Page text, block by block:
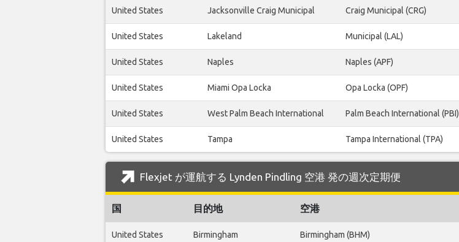
United States Jacksonville Craig Municipal Craig Municipal (CRG)
United States Lakeland Municipal (LAL)
United States Naples Naples (APF)
United States Miami Opa Locka Opa Locka (OPF)
United States West Palm Beach International Palm Beach International (PBI)
United States Tampa Tampa International (TPA)
Flexjet が運航する Lynden Pindling 空港 発の週次定期便
国 目的地 空港
United States Birmingham Birmingham (BHM)